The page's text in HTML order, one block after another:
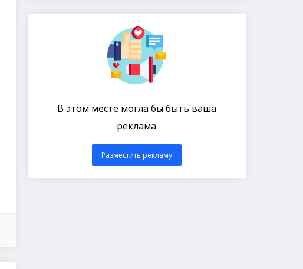
В этом месте могла бы быть ваша
реклама
Разместить рекламу